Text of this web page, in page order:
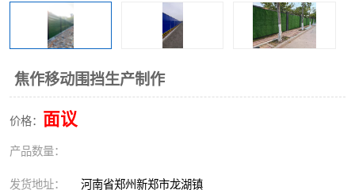
焦作移动围挡生产制作
价格： 面议
产品数量：
发货地址： 河南省郑州新郑市龙湖镇